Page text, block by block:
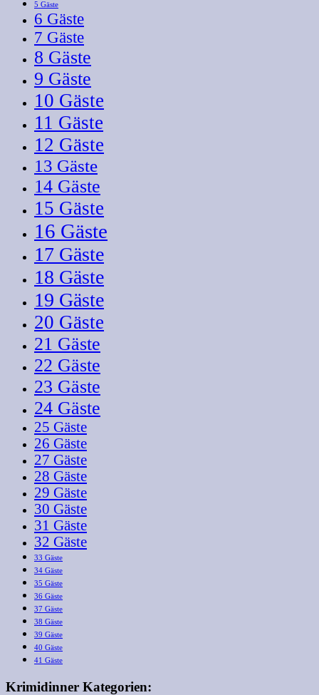
5 Gäste
6 Gäste
7 Gäste
8 Gäste
9 Gäste
10 Gäste
11 Gäste
12 Gäste
13 Gäste
14 Gäste
15 Gäste
16 Gäste
17 Gäste
18 Gäste
19 Gäste
20 Gäste
21 Gäste
22 Gäste
23 Gäste
24 Gäste
25 Gäste
26 Gäste
27 Gäste
28 Gäste
29 Gäste
30 Gäste
31 Gäste
32 Gäste
33 Gäste
34 Gäste
35 Gäste
36 Gäste
37 Gäste
38 Gäste
39 Gäste
40 Gäste
41 Gäste
Krimidinner Kategorien: